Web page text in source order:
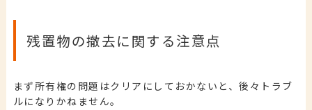
残置物の撤去に関する注意点
まず所有権の問題はクリアにしておかないと、後々トラブ
ルになりかねません。